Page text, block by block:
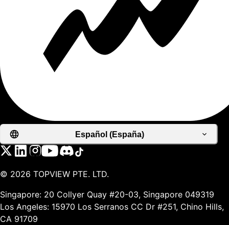
Español (España)
© 2026 TOPVIEW PTE. LTD.
Singapore: 20 Collyer Quay #20-03, Singapore 049319
Los Angeles: 15970 Los Serranos CC Dr #251, Chino Hills,
CA 91709